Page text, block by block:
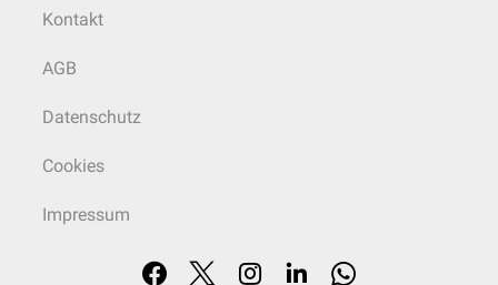
Kontakt
AGB
Datenschutz
Cookies
Impressum